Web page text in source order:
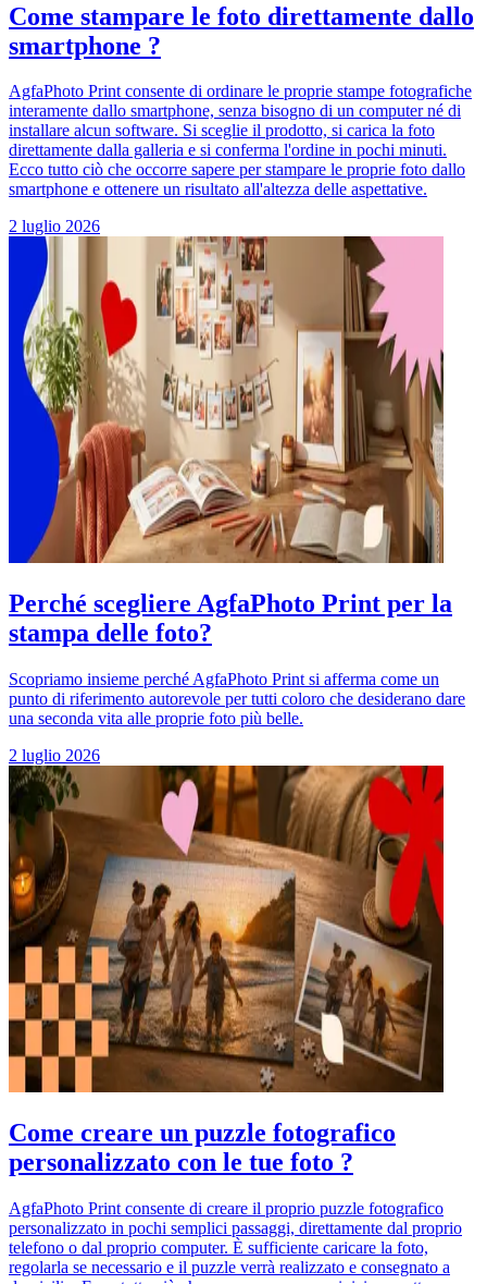
Come stampare le foto direttamente dallo
smartphone ?
AgfaPhoto Print consente di ordinare le proprie stampe fotografiche
interamente dallo smartphone, senza bisogno di un computer né di
installare alcun software. Si sceglie il prodotto, si carica la foto
direttamente dalla galleria e si conferma l'ordine in pochi minuti.
Ecco tutto ciò che occorre sapere per stampare le proprie foto dallo
smartphone e ottenere un risultato all'altezza delle aspettative.
2 luglio 2026
Perché scegliere AgfaPhoto Print per la
stampa delle foto?
Scopriamo insieme perché AgfaPhoto Print si afferma come un
punto di riferimento autorevole per tutti coloro che desiderano dare
una seconda vita alle proprie foto più belle.
2 luglio 2026
Come creare un puzzle fotografico
personalizzato con le tue foto ?
AgfaPhoto Print consente di creare il proprio puzzle fotografico
personalizzato in pochi semplici passaggi, direttamente dal proprio
telefono o dal proprio computer. È sufficiente caricare la foto,
regolarla se necessario e il puzzle verrà realizzato e consegnato a